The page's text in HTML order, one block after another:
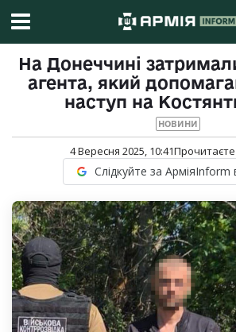
На Донеччині
агента, який
наступ на
НОВИНИ
4 Вересня 2025, 10:41Прочитаєте
Слідкуйте за АрміяInform